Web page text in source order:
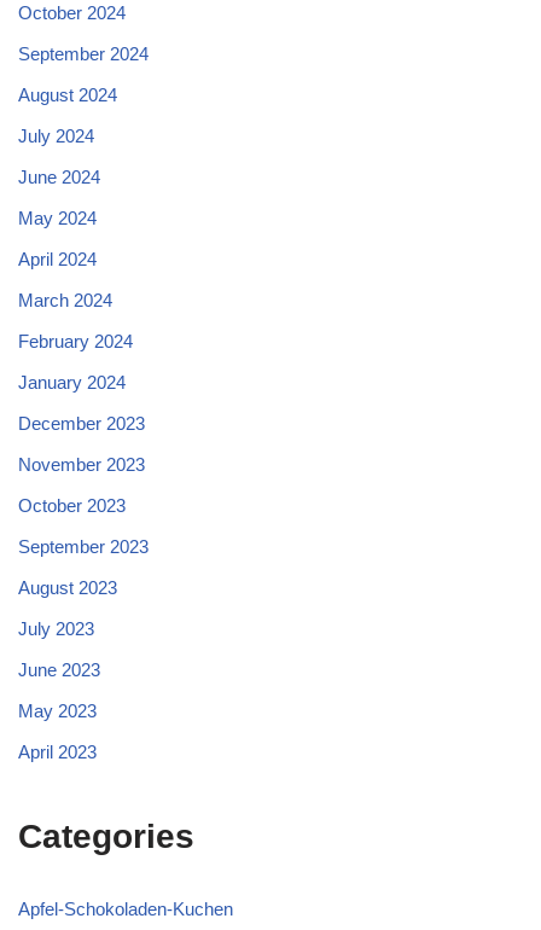
October 2024
September 2024
August 2024
July 2024
June 2024
May 2024
April 2024
March 2024
February 2024
January 2024
December 2023
November 2023
October 2023
September 2023
August 2023
July 2023
June 2023
May 2023
April 2023
Categories
Apfel-Schokoladen-Kuchen